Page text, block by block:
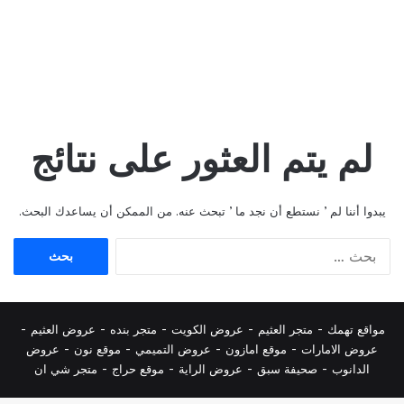
لم يتم العثور على نتائج
يبدوا أننا لم ’ نستطع أن نجد ما ’ تبحث عنه. من الممكن أن يساعدك البحث.
مواقع تهمك - متجر العثيم - عروض الكويت - متجر بنده - عروض العثيم -
عروض الامارات - موقع امازون - عروض التميمي - موقع نون - عروض
الدانوب - صحيفة سبق - عروض الراية - موقع حراج - متجر شي ان